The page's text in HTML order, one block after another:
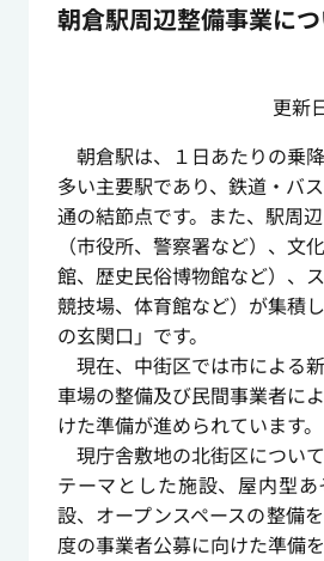
朝倉駅周辺整備事業に
更新
朝倉駅は、１日あたりの乗
多い主要駅であり、鉄道・バ
通の結節点です。また、駅周
（市役所、警察署など）、文
館、歴史民俗博物館など）、
競技場、体育館など）が集積
の玄関口」です。
現在、中街区では市による
車場の整備及び民間事業者に
けた準備が進められています。
現庁舎敷地の北街区につい
テーマとした施設、屋内型
設、オープンスペースの整備
度の事業者公募に向けた準備を